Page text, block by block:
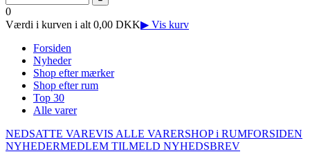
0
Værdi i kurven i alt 0,00 DKK▶ Vis kurv
Forsiden
Nyheder
Shop efter mærker
Shop efter rum
Top 30
Alle varer
NEDSATTE VAREVIS ALLE VARERSHOP i RUMFORSIDEN
NYHEDERMEDLEM TILMELD NYHEDSBREV